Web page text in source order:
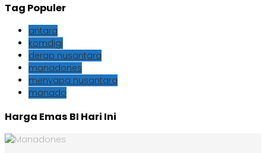
Tag Populer
antara
komdigi
derap nusantara
manadones
menyapa nusantara
manado
Harga Emas BI Hari Ini